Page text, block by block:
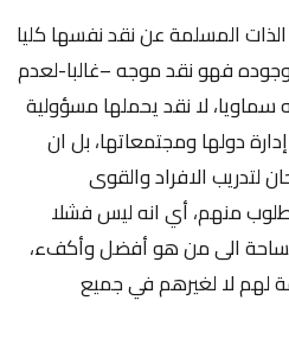
المسلمة عن نقد نفسها كليا
وجوده فهو نقد موجه –غالبا-لعدم
لا نقد يحملها مسؤولية
دولها ومجتمعاتها، بل ان
لتدريب الافراد والقوى
منهم، أي انه ليس فشلا
الى من هو أفضل وأكفء،
لهم لا لغيرهم في جميع